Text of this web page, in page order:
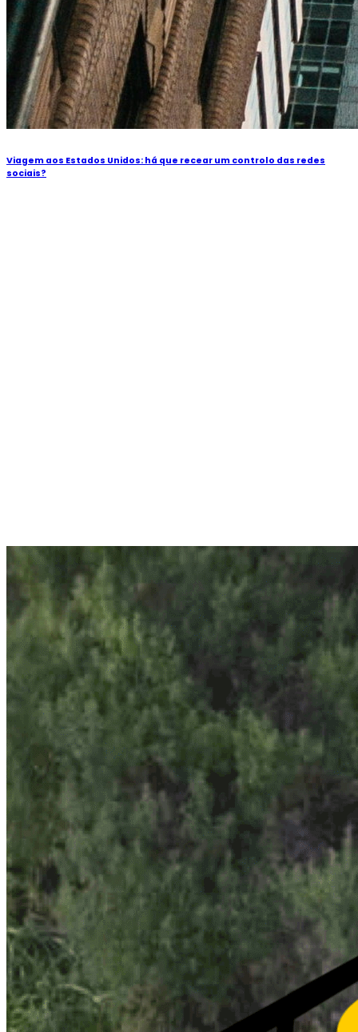
Viagem aos Estados Unidos: há que recear um controlo das redes
sociais?